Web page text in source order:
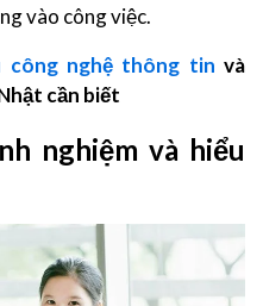
vào công việc.
công nghệ thông tin và
cần biết
nghiệm và hiểu